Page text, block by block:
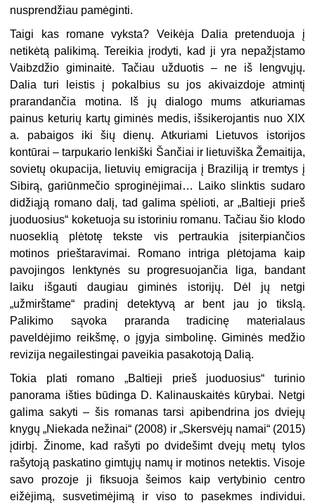
nusprendžiau pamėginti.
Taigi kas romane vyksta? Veikėja Dalia pretenduoja į
netikėtą palikimą. Tereikia įrodyti, kad ji yra nepažįstamo
Vaibzdžio giminaitė. Tačiau užduotis – ne iš lengvųjų.
Dalia turi leistis į pokalbius su jos akivaizdoje atmintį
prarandančia motina. Iš jų dialogo mums atkuriamas
painus keturių kartų giminės medis, išsikerojantis nuo XIX
a. pabaigos iki šių dienų. Atkuriami Lietuvos istorijos
kontūrai – tarpukario lenkiški Šančiai ir lietuviška Žemaitija,
sovietų okupacija, lietuvių emigracija į Braziliją ir tremtys į
Sibirą, gariūnmečio sproginėjimai… Laiko slinktis sudaro
didžiąją romano dalį, tad galima spėlioti, ar „Baltieji prieš
juoduosius“ koketuoja su istoriniu romanu. Tačiau šio klodo
nuoseklią plėtotę tekste vis pertraukia įsiterpiančios
motinos prieštaravimai. Romano intriga plėtojama kaip
pavojingos lenktynės su progresuojančia liga, bandant
laiku išgauti daugiau giminės istorijų. Dėl jų netgi
„užmirštame“ pradinį detektyvą ar bent jau jo tikslą.
Palikimo sąvoka praranda tradicinę materialaus
paveldėjimo reikšmę, o įgyja simbolinę. Giminės medžio
revizija negailestingai paveikia pasakotoją Dalią.
Tokia plati romano „Baltieji prieš juoduosius“ turinio
panorama išties būdinga D. Kalinauskaitės kūrybai. Netgi
galima sakyti – šis romanas tarsi apibendrina jos dviejų
knygų „Niekada nežinai“ (2008) ir „Skersvėjų namai“(2015)
įdirbį. Žinome, kad rašyti po dvidešimt dvejų metų tylos
rašytoją paskatino gimtųjų namų ir motinos netektis. Visoje
savo prozoje ji fiksuoja šeimos kaip vertybinio centro
eižėjimą, susvetimėjimą ir viso to pasekmes individui.